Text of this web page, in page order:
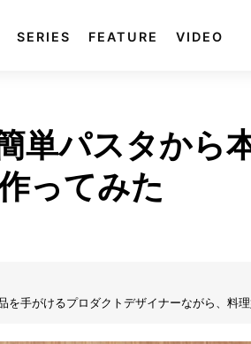
SERIES FEATURE VIDEO
単パスタから
ってみた
手がけるプロダクトデザイナーながら、料